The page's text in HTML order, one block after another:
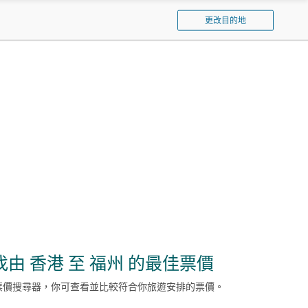
泰
航
空
更改目的地
由 香港 至 福州 的最佳票價
搜尋器，你可查看並比較符合你旅遊安排的票價。